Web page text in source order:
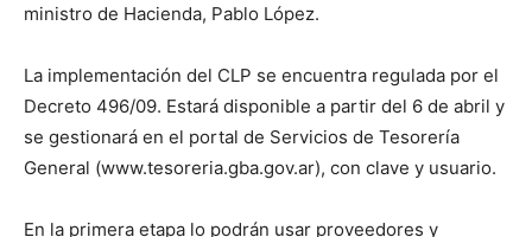
ministro de Hacienda, Pablo López.
La implementación del CLP se encuentra regulada por el
Decreto 496/09. Estará disponible a partir del 6 de abril y
se gestionará en el portal de Servicios de Tesorería
General (www.tesoreria.gba.gov.ar), con clave y usuario.
En la primera etapa lo podrán usar proveedores y